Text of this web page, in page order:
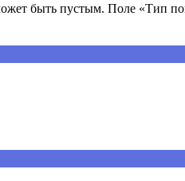
быть пустым. Поле «Тип